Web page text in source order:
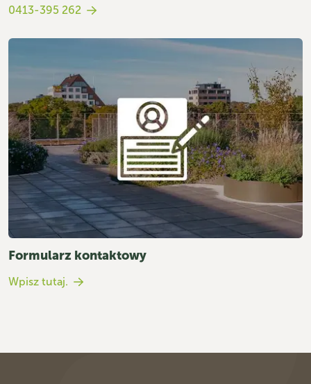
0413-395 262
Formularz kontaktowy
Wpisz tutaj.